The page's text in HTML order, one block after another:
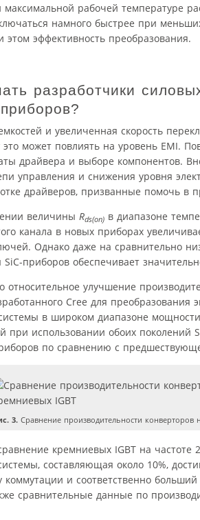
рабочей температуре
намного быстрее при
эффективность преобразования.
разработчики
и увеличенная скорость
это может повлиять на уровень EMI.
драйвера и выборе компонентов.
управления и снижения уровня
драйверов, призванные помочь в
величины Rds(on) в диапазоне
канала в новых приборах
Однако даже на сравнительно
SiC-приборов обеспечивает
относительное улучшение
Cree для
в широком диапазоне
при использовании обоих
по сравнению с
3.Сравнение производительности конверторов
кремниевых IGBT на
составляющая около 10%,
коммутации и соответственно
сравнительные данные по